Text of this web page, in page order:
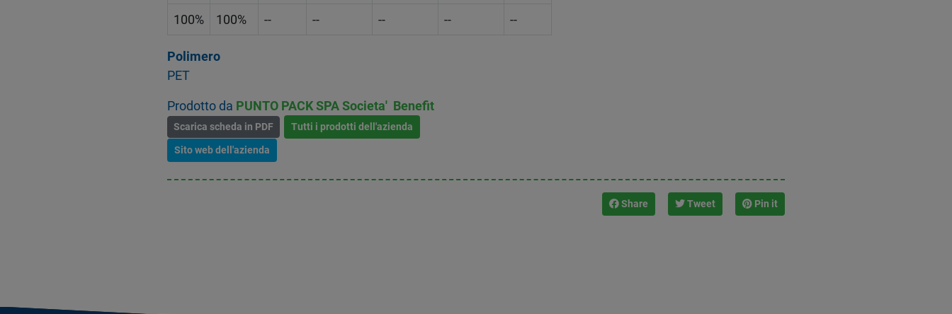
100% 100% -- -- -- -- --
Polimero
PET
Prodotto da PUNTO PACK SPA Societa' Benefit
Scarica scheda in PDF Tutti i prodotti dell'azienda
Sito web dell'azienda
Share Tweet Pin it